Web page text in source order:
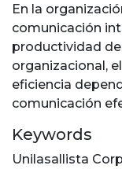
En la
comunicación
productividad
organizacional,
eficiencia
comunicación
Keywords
Unilasallista